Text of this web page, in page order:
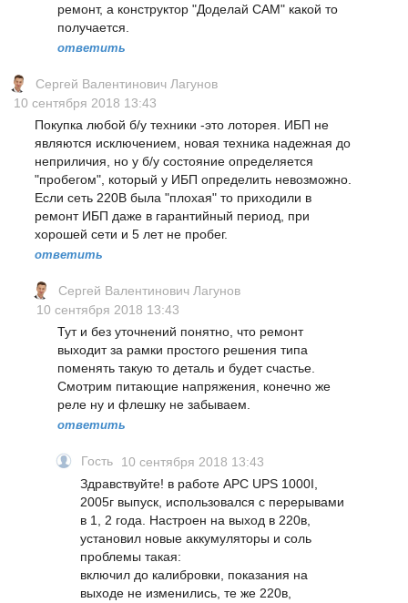
ремонт, а конструктор "Доделай САМ" какой то
получается.
ответить
Сергей Валентинович Лагунов
10 сентября 2018 13:43
Покупка любой б/у техники -это лоторея. ИБП не
являются исключением, новая техника надежная до
неприличия, но у б/у состояние определяется
"пробегом", который у ИБП определить невозможно.
Если сеть 220В была "плохая" то приходили в
ремонт ИБП даже в гарантийный период, при
хорошей сети и 5 лет не пробег.
ответить
Сергей Валентинович Лагунов
10 сентября 2018 13:43
Тут и без уточнений понятно, что ремонт
выходит за рамки простого решения типа
поменять такую то деталь и будет счастье.
Смотрим питающие напряжения, конечно же
реле ну и флешку не забываем.
ответить
Гость
10 сентября 2018 13:43
Здравствуйте! в работе APC UPS 1000I,
2005г выпуск, использовался с перерывами
в 1, 2 года. Настроен на выход в 220в,
установил новые аккумуляторы и соль
проблемы такая:
включил до калибровки, показания на
выходе не изменились, те же 220в,